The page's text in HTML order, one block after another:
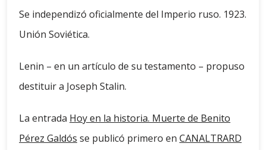
Se independizó oficialmente del Imperio ruso. 1923.
Unión Soviética.
Lenin – en un artículo de su testamento – propuso
destituir a Joseph Stalin.
La entrada Hoy en la historia. Muerte de Benito
Pérez Galdós se publicó primero en CANALTRARD